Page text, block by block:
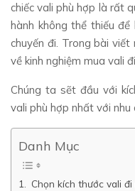
chiếc vali phù hợp là rất
hành không thể thiếu
chuyến đi. Trong bài viết
về kinh nghiệm mua vali
Chúng ta sẽt đầu với
vali phù hợp nhất với nhu
Danh Mục
Chọn kích thước vali